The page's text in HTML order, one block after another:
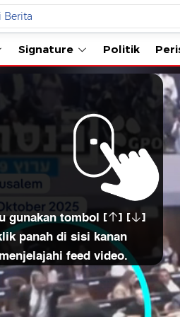
Signature Politik
gunakan tombol [ ] [ ]
panah di sisi kanan
feed video.